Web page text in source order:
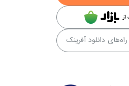
دانلود آفرینک